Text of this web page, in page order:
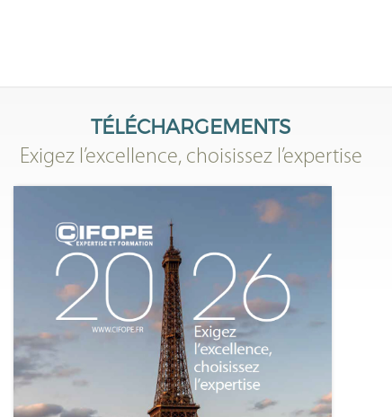
TÉLÉCHARGEMENTS
Exigez l’excellence, choisissez l’expertise